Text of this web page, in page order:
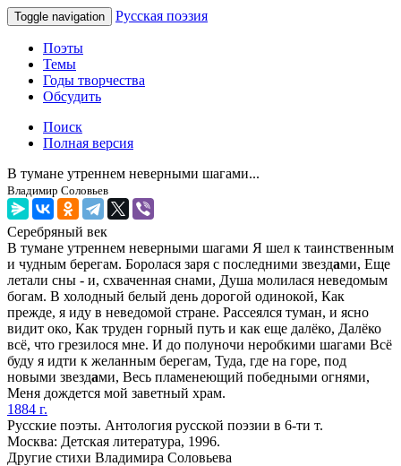
Toggle navigation Русская поэзия
Поэты
Темы
Годы творчества
Обсудить
Поиск
Полная версия
В тумане утреннем неверными шагами...
Владимир Соловьев
Серебряный век
В тумане утреннем неверными шагами Я шел к таинственным
и чудным берегам. Боролася заря с последними звездами, Еще
летали сны - и, схваченная снами, Душа молилася неведомым
богам. В холодный белый день дорогой одинокой, Как
прежде, я иду в неведомой стране. Рассеялся туман, и ясно
видит око, Как труден горный путь и как еще далёко, Далёко
всё, что грезилося мне. И до полуночи неробкими шагами Всё
буду я идти к желанным берегам, Туда, где на горе, под
новыми звездами, Весь пламенеющий победными огнями,
Меня дождется мой заветный храм.
1884 г.
Русские поэты. Антология русской поэзии в 6-ти т.
Москва: Детская литература, 1996.
Другие стихи Владимира Соловьева